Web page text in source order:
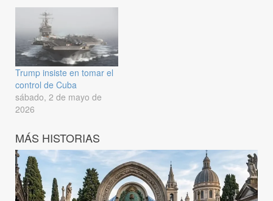
Trump insiste en tomar el
control de Cuba
sábado, 2 de mayo de
2026
MÁS HISTORIAS